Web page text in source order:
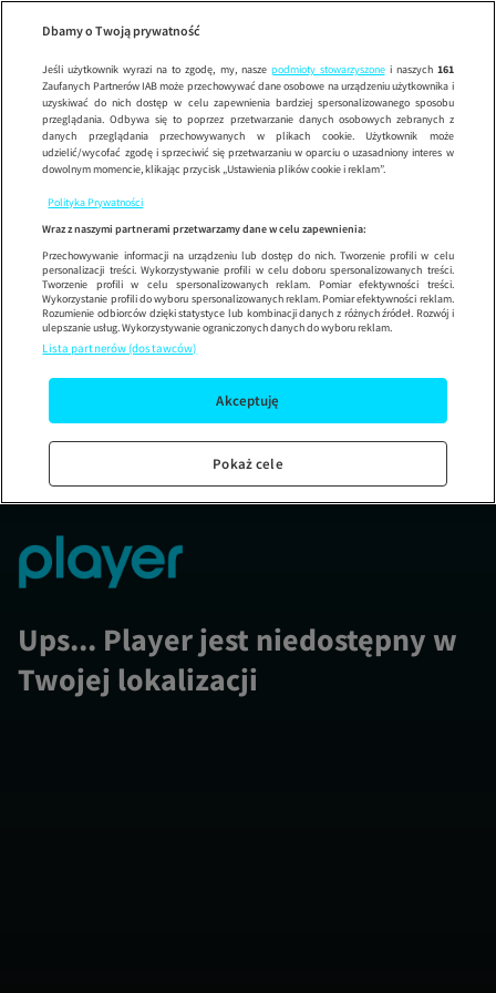
Wypróbuj aplikację mobilną
Korzystaj z łatwiejszej nawigacji i ciesz się szybszym
Ups... Player jest niedostępny w
Twojej lokalizacji
Dbamy o Twoją prywatność
Jeśli użytkownik wyrazi na to zgodę, my, nasze podmioty stowarzyszonei naszych 161
Zaufanych Partnerów IAB może przechowywać dane osobowe na urządzeniu użytkownika i
uzyskiwać do nich dostęp w celu zapewnienia bardziej spersonalizowanego sposobu
przeglądania. Odbywa się to poprzez przetwarzanie danych osobowych zebranych z
danych przeglądania przechowywanych w plikach cookie. Użytkownik może
udzielić/wycofać zgodę i sprzeciwić się przetwarzaniu w oparciu o uzasadniony interes w
dowolnym momencie, klikając przycisk „Ustawienia plików cookie i reklam”.
Polityka Prywatności
Wraz z naszymi partnerami przetwarzamy dane w celu zapewnienia:
Przechowywanie informacji na urządzeniu lub dostęp do nich. Tworzenie profili w celu
personalizacji treści. Wykorzystywanie profili w celu doboru spersonalizowanych treści.
Tworzenie profili w celu spersonalizowanych reklam. Pomiar efektywności treści.
Wykorzystanie profili do wyboru spersonalizowanych reklam. Pomiar efektywności reklam.
Rozumienie odbiorców dzięki statystyce lub kombinacji danych z różnych źródeł. Rozwój i
ulepszanie usług. Wykorzystywanie ograniczonych danych do wyboru reklam.
Lista partnerów (dostawców)
Akceptuję
Pokaż cele